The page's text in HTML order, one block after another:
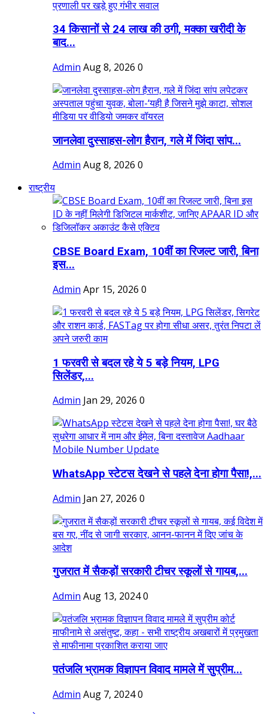
34 किसानों से 24 लाख की ठगी, मक्का खरीदी के
बाद...
Admin Aug 8, 2026 0
जानलेवा दुस्साहस-लोग हैरान, गले में जिंदा सांप...
Admin Aug 8, 2026 0
राष्ट्रीय
CBSE Board Exam, 10वीं का रिजल्ट जारी, बिना
इस...
Admin Apr 15, 2026 0
1 फरवरी से बदल रहे ये 5 बड़े नियम, LPG
सिलेंडर,...
Admin Jan 29, 2026 0
WhatsApp स्टेटस देखने से पहले देना होगा पैसा!,...
Admin Jan 27, 2026 0
गुजरात में सैकड़ों सरकारी टीचर स्कूलों से गायब,...
Admin Aug 13, 20240
पतंजलि भ्रामक विज्ञापन विवाद मामले में सुप्रीम...
Admin Aug 7, 20240